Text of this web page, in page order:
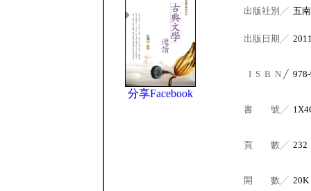
分享Facebook
出版社別╱ 五南
出版日期╱
I S B N ╱
書 號╱
頁 數╱ 232
開 數╱ 20K